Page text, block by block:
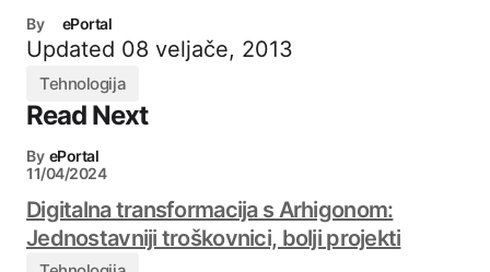
By ePortal
Updated 08 veljače, 2013
Tehnologija
Read Next
By ePortal
11/04/2024
Digitalna transformacija s Arhigonom:
Jednostavniji troškovnici, bolji projekti